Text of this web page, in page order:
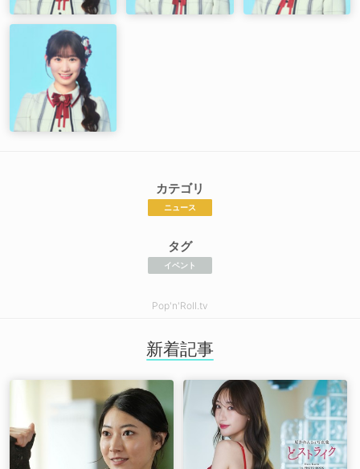
カテゴリ
ニュース
タグ
イベント
Pop'n'Roll.tv
新着記事